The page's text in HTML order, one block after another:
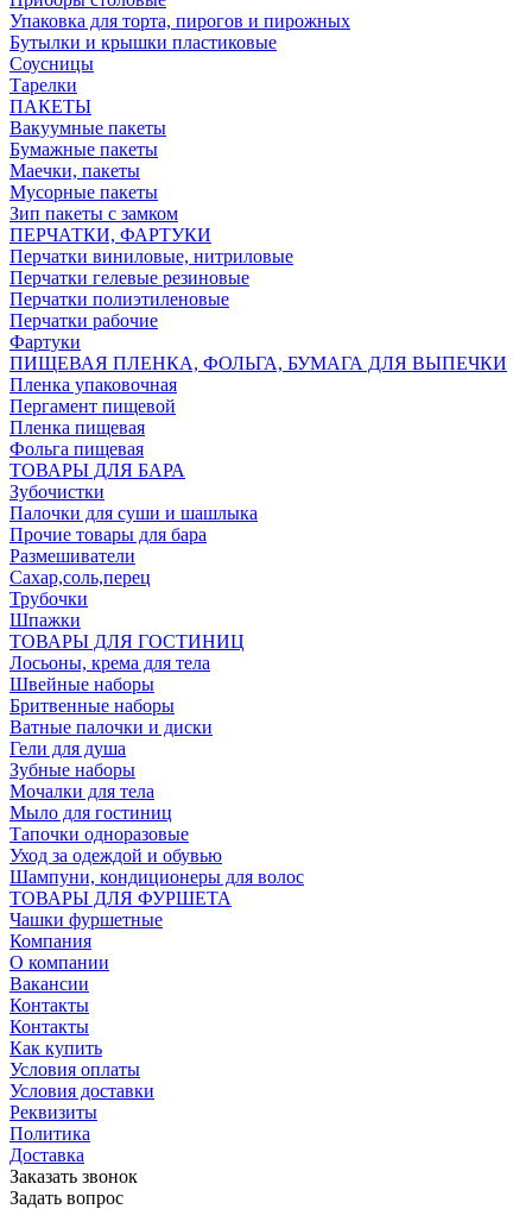
Упаковка для торта, пирогов и пирожных
Бутылки и крышки пластиковые
Соусницы
Тарелки
ПАКЕТЫ
Вакуумные пакеты
Бумажные пакеты
Маечки, пакеты
Мусорные пакеты
Зип пакеты с замком
ПЕРЧАТКИ, ФАРТУКИ
Перчатки виниловые, нитриловые
Перчатки гелевые резиновые
Перчатки полиэтиленовые
Перчатки рабочие
Фартуки
ПИЩЕВАЯ ПЛЕНКА, ФОЛЬГА, БУМАГА ДЛЯ ВЫПЕЧКИ
Пленка упаковочная
Пергамент пищевой
Пленка пищевая
Фольга пищевая
ТОВАРЫ ДЛЯ БАРА
Зубочистки
Палочки для суши и шашлыка
Прочие товары для бара
Размешиватели
Сахар,соль,перец
Трубочки
Шпажки
ТОВАРЫ ДЛЯ ГОСТИНИЦ
Лосьоны, крема для тела
Швейные наборы
Бритвенные наборы
Ватные палочки и диски
Гели для душа
Зубные наборы
Мочалки для тела
Мыло для гостиниц
Тапочки одноразовые
Уход за одеждой и обувью
Шампуни, кондиционеры для волос
ТОВАРЫ ДЛЯ ФУРШЕТА
Чашки фуршетные
Компания
О компании
Вакансии
Контакты
Контакты
Как купить
Условия оплаты
Условия доставки
Реквизиты
Политика
Доставка
Заказать звонок
Задать вопрос